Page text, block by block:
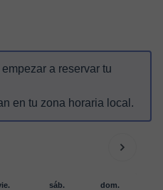
a reservar tu
en tu zona horaria local.
sáb.
dom.